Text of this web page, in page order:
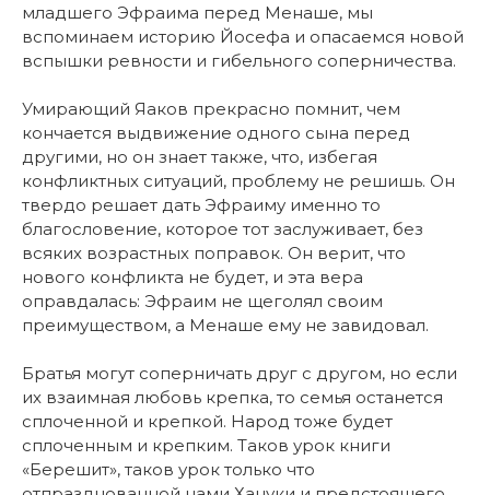
младшего Эфраима перед Менаше, мы
вспоминаем историю Йосефа и опасаемся новой
вспышки ревности и гибельного соперничества.
Умирающий Яаков прекрасно помнит, чем
кончается выдвижение одного сына перед
другими, но он знает также, что, избегая
конфликтных ситуаций, проблему не решишь. Он
твердо решает дать Эфраиму именно то
благословение, которое тот заслуживает, без
всяких возрастных поправок. Он верит, что
нового конфликта не будет, и эта вера
оправдалась: Эфраим не щеголял своим
преимуществом, а Менаше ему не завидовал.
Братья могут соперничать друг с другом, но если
их взаимная любовь крепка, то семья останется
сплоченной и крепкой. Народ тоже будет
сплоченным и крепким. Таков урок книги
«Берешит», таков урок только что